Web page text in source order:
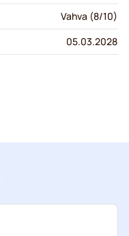
Vahva (8/10)
05.03.2028